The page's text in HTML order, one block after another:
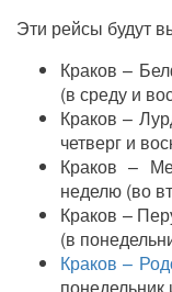
Эти рейсы будут
Краков –
(в среду и
Краков –
четверг и
Краков –
неделю (во
Краков –
(в
Краков –
понедельник